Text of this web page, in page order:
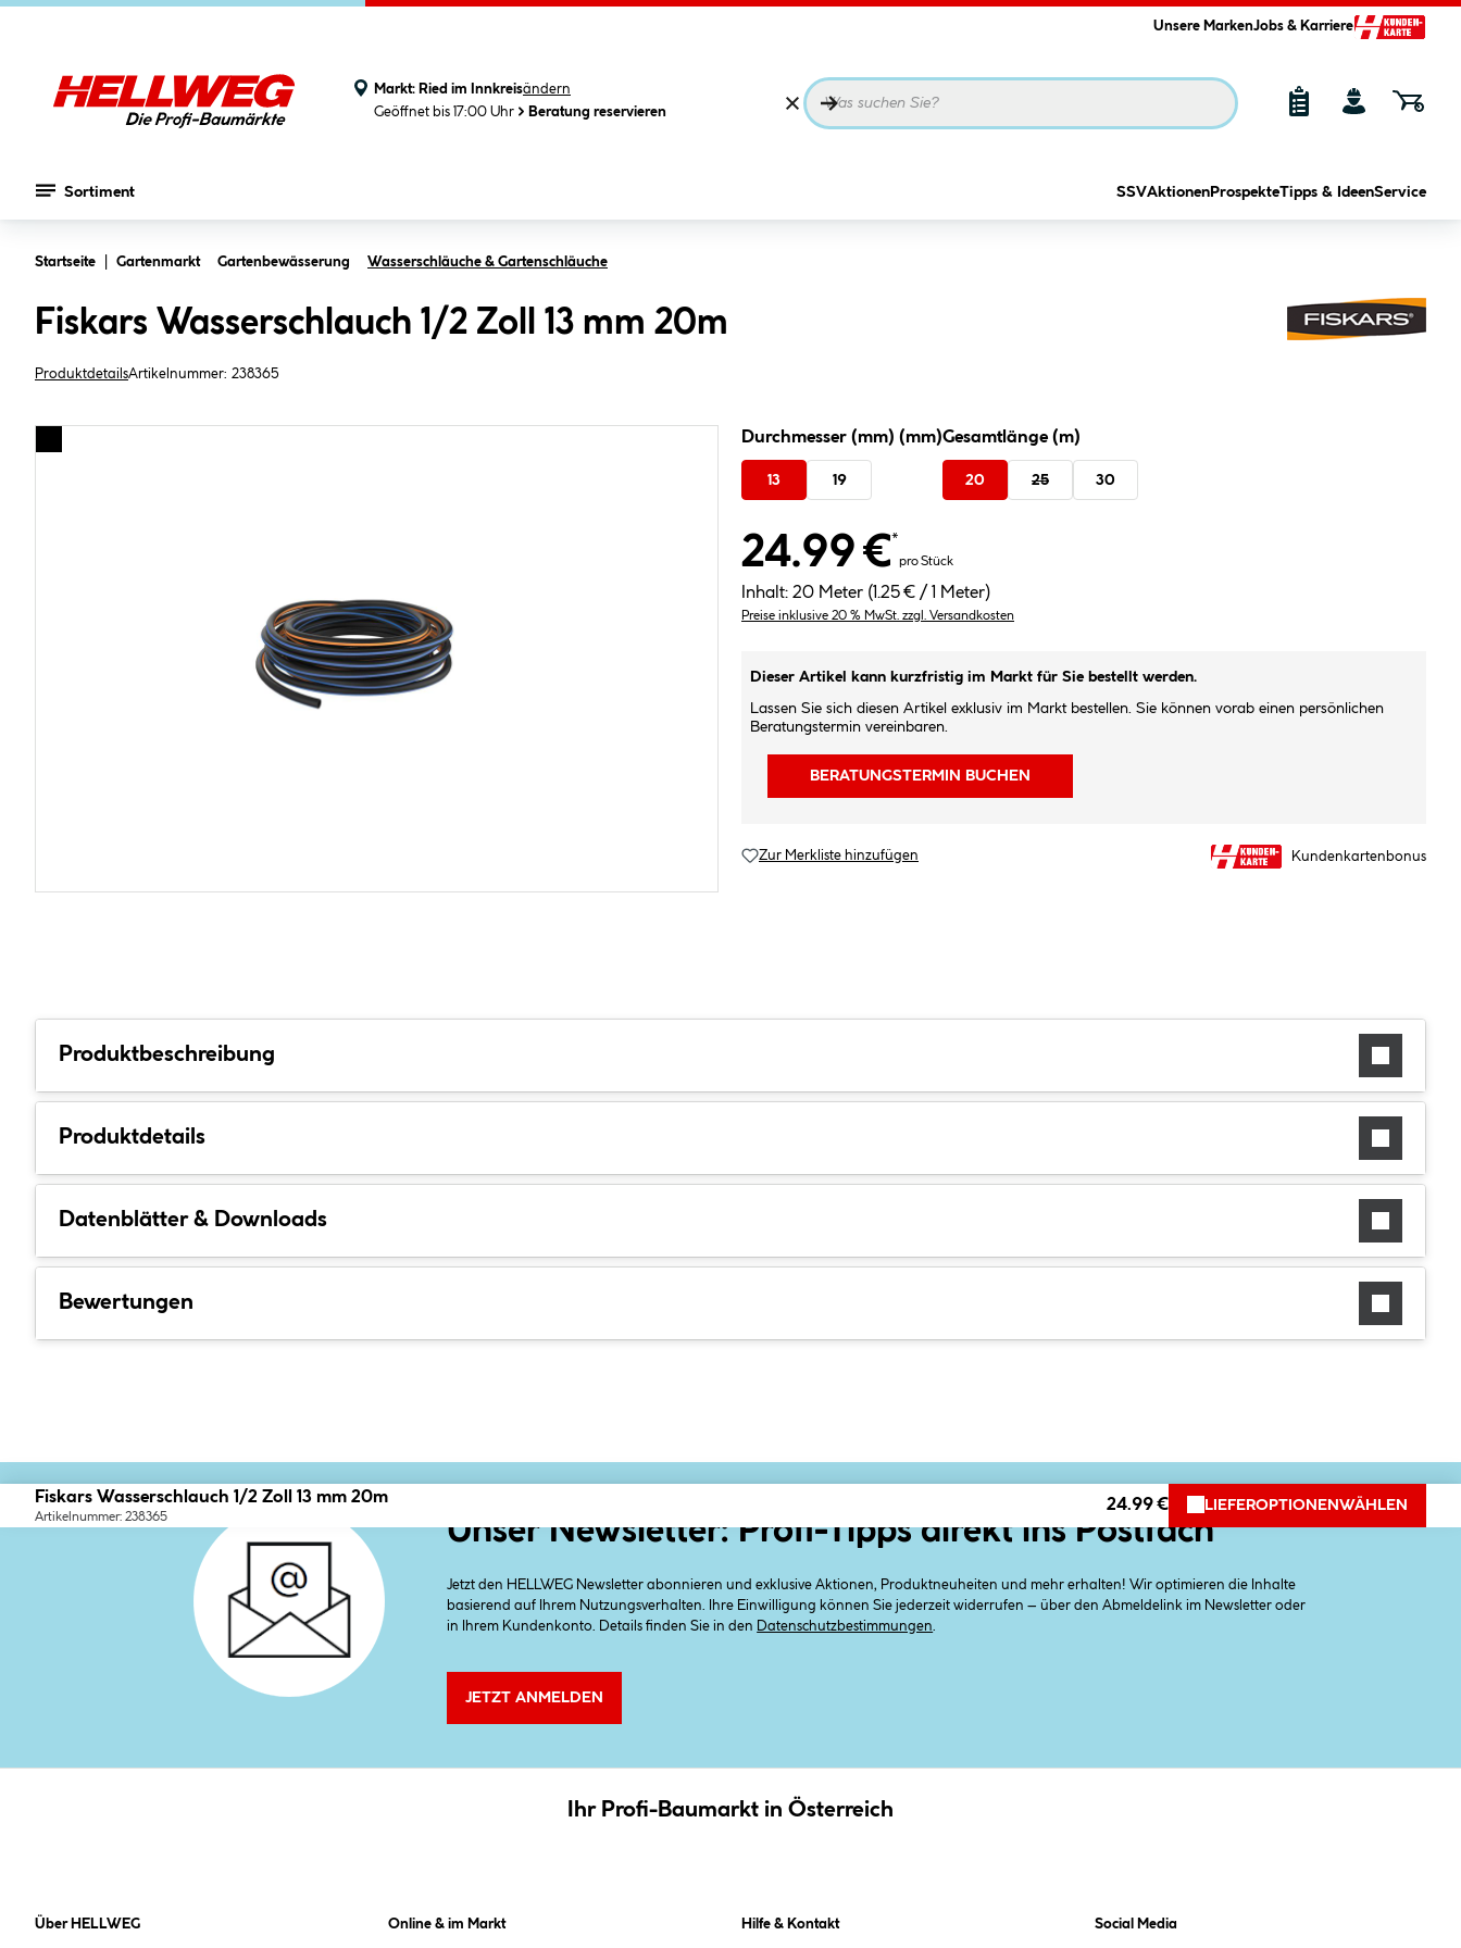
Unsere MarkenJobs & Karriere
Markt: Ried im Innkreisändern
Geöffnet bis 17:00 Uhr
Beratung reservieren
Sortiment SSVAktionen ProspekteTipps & IdeenService
Startseite Gartenmarkt Gartenbewässerung Wasserschläuche & Gartenschläuche
Fiskars Wasserschlauch 1/2 Zoll 13 mm 20m
ProduktdetailsArtikelnummer: 238365
Durchmesser (mm) (mm)
13 19
Gesamtlänge (m)
20 25 30
24.99 €*
pro Stück
Inhalt: 20 Meter (1.25 € / 1 Meter)
Preise inklusive 20 % MwSt. zzgl. Versandkosten
Dieser Artikel kann kurzfristig im Markt für Sie bestellt werden.
Lassen Sie sich diesen Artikel exklusiv im Markt bestellen. Sie können vorab einen persönlichen
Beratungstermin vereinbaren.
BERATUNGSTERMIN BUCHEN
Zur Merkliste hinzufügen Kundenkartenbonus
Produktbeschreibung
Produktdetails
Datenblätter & Downloads
Bewertungen
Fiskars Wasserschlauch 1/2 Zoll 13 mm 20m
Artikelnummer: 238365
24.99 € LIEFEROPTIONEN WÄHLEN
Unser Newsletter: Profi-Tipps direkt ins Postfach
Jetzt den HELLWEG Newsletter abonnieren und exklusive Aktionen, Produktneuheiten und mehr erhalten! Wir optimieren die Inhalte
basierend auf Ihrem Nutzungsverhalten. Ihre Einwilligung können Sie jederzeit widerrufen – über den Abmeldelink im Newsletter oder
in Ihrem Kundenkonto. Details finden Sie in den
Datenschutzbestimmungen
JETZT ANMELDEN
Ihr Profi-Baumarkt in Österreich
Über HELLWEG Online & im Markt Hilfe & Kontakt Social Media